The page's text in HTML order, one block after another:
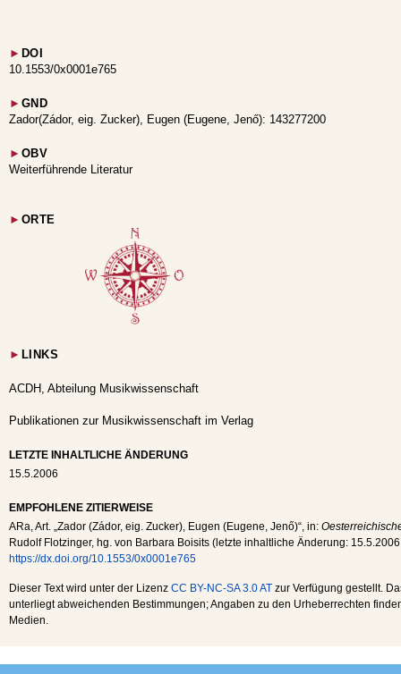
► DOI
10.1553/0x0001e765
► GND
Zador(Zádor, eig. Zucker), Eugen (Eugene, Jenő): 143277200
► OBV
Weiterführende Literatur
► ORTE
► LINKS
ACDH, Abteilung Musikwissenschaft
Publikationen zur Musikwissenschaft im Verlag
LETZTE INHALTLICHE ÄNDERUNG
15.5.2006
EMPFOHLENE ZITIERWEISE
ARa , Art. „Zador (Zádor, eig. Zucker), Eugen (Eugene, Jenő)“, in:
Rudolf Flotzinger, hg. von Barbara Boisits (letzte inhaltliche Änderung: 15.5.2006
https://dx.doi.org/10.1553/0x0001e765
Dieser Text wird unter der Lizenz CC BY-NC-SA 3.0 AT zur Verfügung gestellt.
unterliegt abweichenden Bestimmungen; Angaben zu den Urheberrechten
Medien.